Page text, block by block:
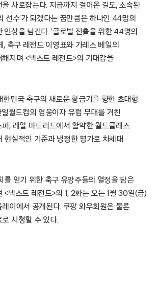
사로잡는다. 지금까지 걸어온 길도, 소속된
선수’가 되겠다는 꿈만큼은 하나인 44명의
인상을 남긴다. ‘글로벌 진출을 위한 44명의
, 축구 레전드 이영표와 가레스 베일의
지며 <넥스트 레전드>의 기대감을
한민국 축구의 새로운 황금기를 향한 초대형
월드컵의 영웅이자 유럽 무대를 거친
, 레알 마드리드에서 활약한 월드클래스
현실적인 기준과 냉정한 평가로 차세대
를 얻기 위한 축구 유망주들의 열정을 담은
<넥스트 레전드>의 1, 2화는 오는 1월 30일(금)
이에서 공개된다. 쿠팡 와우회원은 물론
시청할 수 있다.